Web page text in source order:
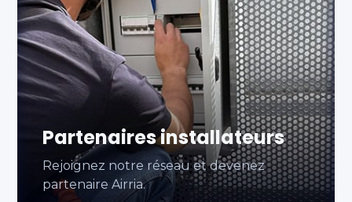
Partenaires installateurs
Rejoignez notre réseau et devenez
partenaire Airria.